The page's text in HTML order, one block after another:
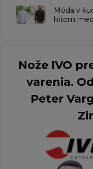
​Móda v
hitom
Nože IVO
varenia.
Peter